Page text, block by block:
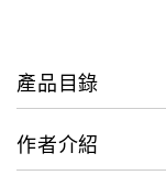
刻我們仍要抱有
路，不離不棄，
力爭。
像明天的能力。
產品目錄
作者介紹